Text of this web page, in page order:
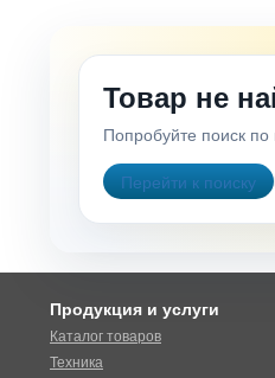
Товар не
Попробуйте поиск
Перейти к поиску
Продукция и услуги
Каталог товаров
Техника